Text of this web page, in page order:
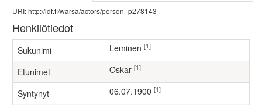
URI: http://ldf.fi/warsa/actors/person_p278143
Henkilötiedot
Sukunimi Leminen [1]
Etunimet Oskar [1]
Syntynyt 06.07.1900 [1]